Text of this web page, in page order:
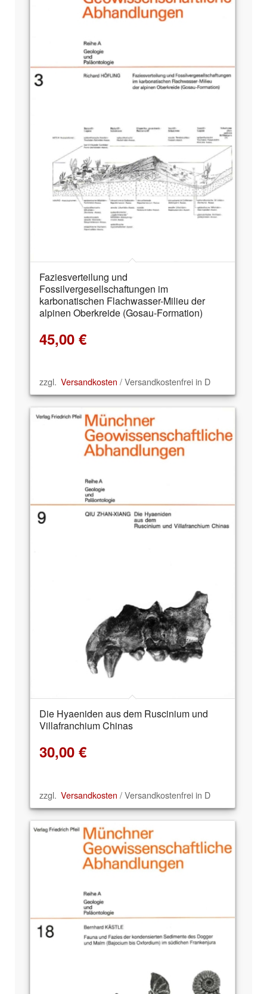
Faziesverteilung und
Fossilvergesellschaftungen im
karbonatischen Flachwasser-Milieu der
alpinen Oberkreide (Gosau-Formation)
45,00 €
zzgl. Versandkosten / Versandkostenfrei in D
Die Hyaeniden aus dem Ruscinium und
Villafranchium Chinas
30,00 €
zzgl. Versandkosten / Versandkostenfrei in D